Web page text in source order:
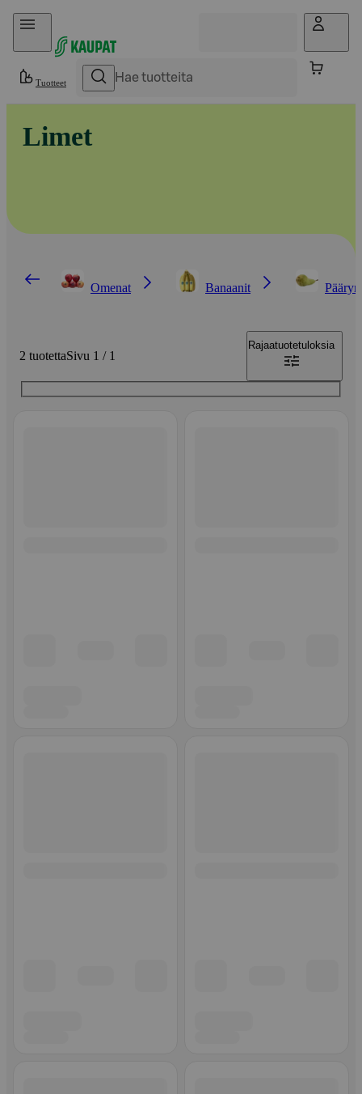
Hyppää sisältöön
Tuotteet
Limet
Omenat Banaanit
2 tuotettaSivu 1 / 1
Rajaatuotetuloksia